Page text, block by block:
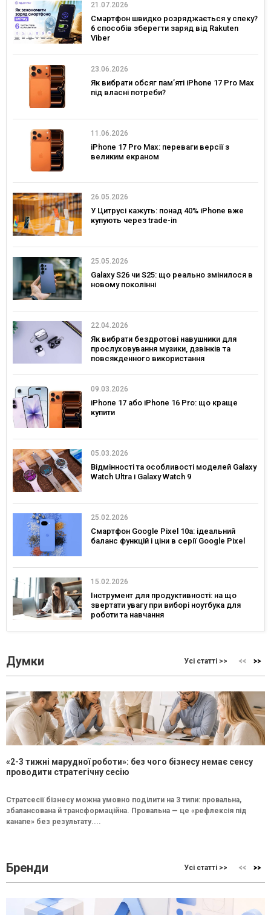
21.07.2026
Смартфон швидко розряджається у спеку?
6 способів зберегти заряд від Rakuten
Viber
23.06.2026
Як вибрати обсяг пам’яті iPhone 17 Pro Max
під власні потреби?
11.06.2026
iPhone 17 Pro Max: переваги версії з
великим екраном
26.05.2026
У Цитрусі кажуть: понад 40% iPhone вже
купують через trade-in
25.05.2026
Galaxy S26 чи S25: що реально змінилося в
новому поколінні
22.04.2026
Як вибрати бездротові навушники для
прослуховування музики, дзвінків та
повсякденного використання
09.03.2026
iPhone 17 або iPhone 16 Pro: що краще
купити
05.03.2026
Відмінності та особливості моделей Galaxy
Watch Ultra і Galaxy Watch 9
25.02.2026
Смартфон Google Pixel 10a: ідеальний
баланс функцій і ціни в серії Google Pixel
15.02.2026
Інструмент для продуктивності: на що
звертати увагу при виборі ноутбука для
роботи та навчання
Думки Усі статті >>
«2-3 тижні марудної роботи»: без чого бізнесу немає сенсу
проводити стратегічну сесію
Стратсесії бізнесу можна умовно поділити на 3 типи: провальна,
збалансована й трансформаційна. Провальна — це «рефлексія під
канапе» без результату....
Бренди Усі статті >>